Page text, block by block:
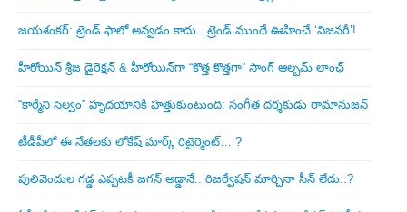
జయశంకర్: ట్రెండ్‌ ఫాలో అవ్వడం కాదు.. ట్రెండ్‌ ముందే ఊహించే ‘విజనరీ’!
హీరోయిన్ శ్రీజ డైరెక్ష‌న్ & హీరోయిన్‌గా “కొత్త కొత్తగా” సాంగ్ ఆల్బమ్ లాంఛ్
“కార్మేని సెల్వం” హృదయానికి హత్తుకుంటుంది: సంగీత దర్శకుడు రామానుజన్
టీడీపీలో ఈ నేత‌ల‌కు లోకేష్ మార్క్ రిటైర్మెంట్‌… ?
పులివెందుల గ‌డ్డ ఎప్ప‌ట‌కీ జ‌గ‌న్ అడ్డానే.. రిజ‌ర్వేష‌న్ మార్చినా సీన్ లేదు..?